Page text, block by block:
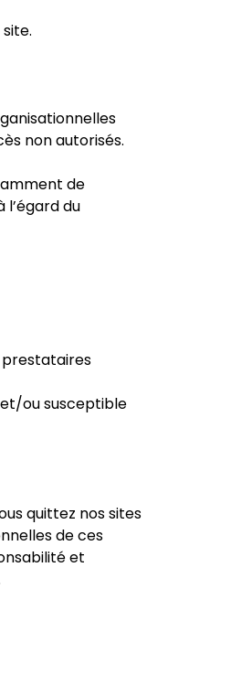
non autorisés.
de
l’égard du
prestataires
ou susceptible
quittez nos sites
de ces
et